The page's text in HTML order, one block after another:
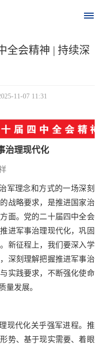
全会精神 | 持续深
11-07 11:31
治理现代化
军理念和方式的一场深刻
战略要求，是推进国家治
面。党的二十届四中全会
进军事治理现代化，巩固
新征程上，我们要深入学
深刻理解把握推进军事治
实践要求，不断强化使命
量发展。
现代化关乎强军进程。推
势、基于现实需要、着眼